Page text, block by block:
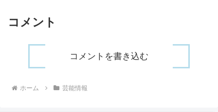
コメント
コメントを書き込む
ホーム 芸能情報